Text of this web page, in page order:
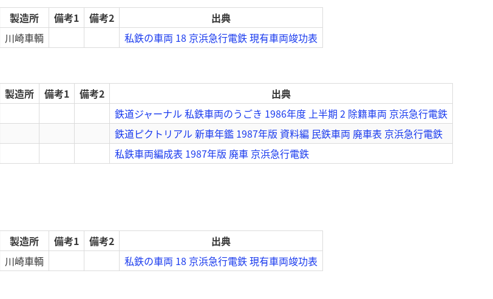
製造所 備考1 備考2
出典
川崎車輌 私鉄の車両 18 京浜急行電鉄 現有車両竣功表
製造所 備考1 備考2
出典
鉄道ジャーナル 私鉄車両のうごき 1986年度 上半期 2 除籍車両 京浜急行電鉄
鉄道ピクトリアル 新車年鑑 1987年版 資料編 民鉄車両 廃車表 京浜急行電鉄
私鉄車両編成表 1987年版 廃車 京浜急行電鉄
製造所 備考1 備考2
出典
川崎車輌 私鉄の車両 18 京浜急行電鉄 現有車両竣功表